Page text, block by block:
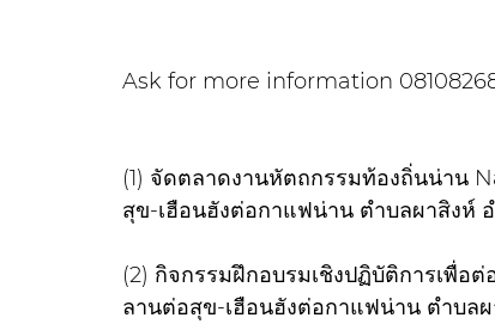
Ask for more information
(1) จัดตลาดงานหัตถกรรมท้องถิ่นน่าน
สุข-เฮือนฮังต่อกาแฟน่าน ตำบลผาสิงห์
(2) กิจกรรมฝึกอบรมเชิงปฏิบัติการเพื่
ลานต่อสุข-เฮือนฮังต่อกาแฟน่าน ตำบล